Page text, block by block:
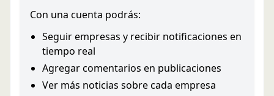
Con una cuenta podrás:
Seguir empresas y recibir notificaciones en
tiempo real
Agregar comentarios en publicaciones
Ver más noticias sobre cada empresa